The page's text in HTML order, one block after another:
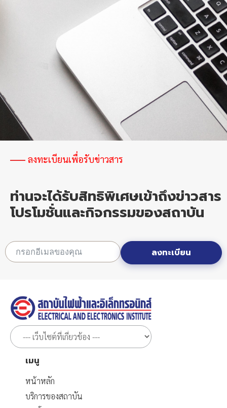
ลงทะเบียนเพื่อรับข่าวสาร
ท่านจะได้รับสิทธิพิเศษเข้าถึงข่าวสาร
โปรโมชั่นและกิจกรรมของสถาบัน
ลงทะเบียน
เมนู
หน้าหลัก
บริการของสถาบัน